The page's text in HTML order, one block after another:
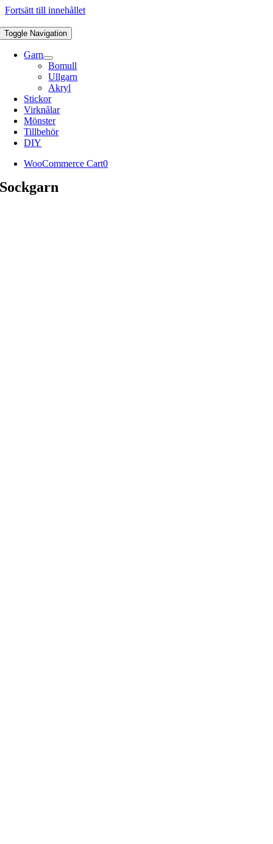
Fortsätt till innehållet
Toggle Navigation
Garn
Bomull
Ullgarn
Akryl
Stickor
Virknålar
Mönster
Tillbehör
DIY
WooCommerce Cart0
Sockgarn